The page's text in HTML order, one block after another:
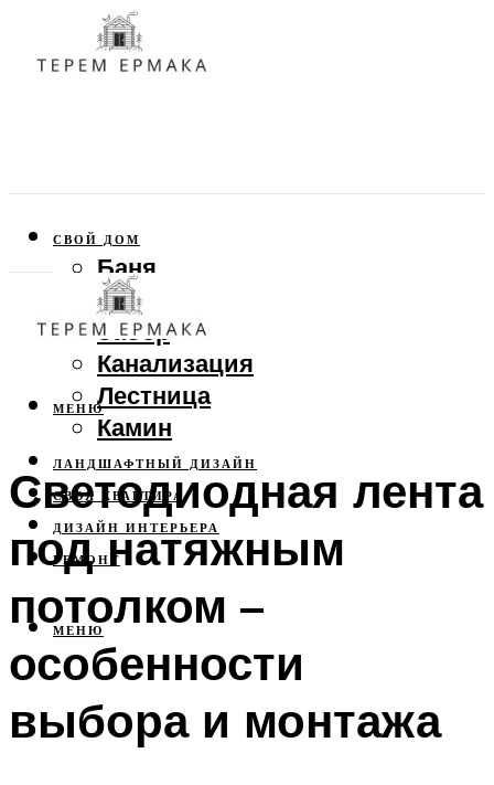
СВОЙ ДОМ
Баня
Веранда
Забор
Канализация
Лестница
Камин
ЛАНДШАФТНЫЙ ДИЗАЙН
СВОЯ КВАРТИРА
ДИЗАЙН ИНТЕРЬЕРА
РЕМОНТ
МЕНЮ
МЕНЮ
Светодиодная лента
под натяжным
потолком –
особенности
выбора и монтажа